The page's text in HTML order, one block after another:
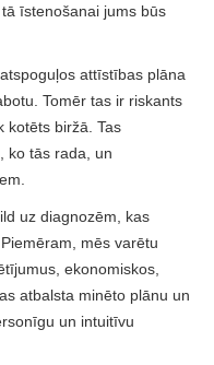
īstenošanai jums būs
attīstības plāna
Tomēr tas ir riskants
kotēts biržā. Tas
ko tās rada, un
uz diagnozēm, kas
mēs varētu
ekonomiskos,
atbalsta minēto plānu un
un intuitīvu